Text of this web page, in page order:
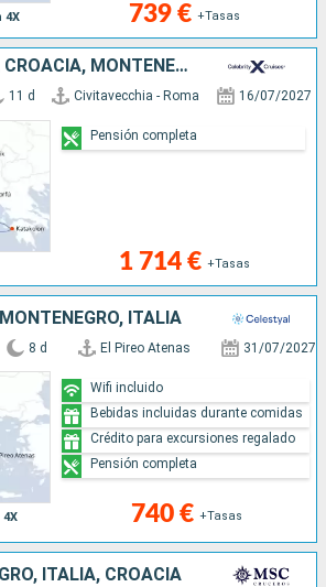
4X 739 € +Tasas
ITALIA, GRECIA, CROACIA, MONTENEGRO
11 d Civitavecchia - Roma 16/07/2027
1 714 € +Tasas
Pensión completa
ITALIA
8 d El Pireo Atenas 31/07/2027
740 € +Tasas
Wifi incluido
Bebidas incluidas durante comidas
Crédito para excursiones regalado
Pensión completa
ITALIA, CROACIA